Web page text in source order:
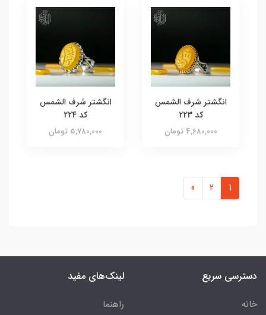
انگشتر شرف الشمس
کد 223
4,680,000 تومان
انگشتر شرف الشمس
کد 224
5,780,000 تومان
1
2
»
دسترسی سریع
خانه
لینک‌های مفید
راهنما